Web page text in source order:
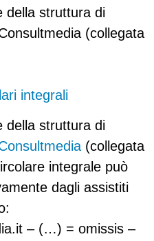
della struttura di
(collegata
integrali
della struttura di
(collegata
integrale può
dagli assistiti
– (…) = omissis –